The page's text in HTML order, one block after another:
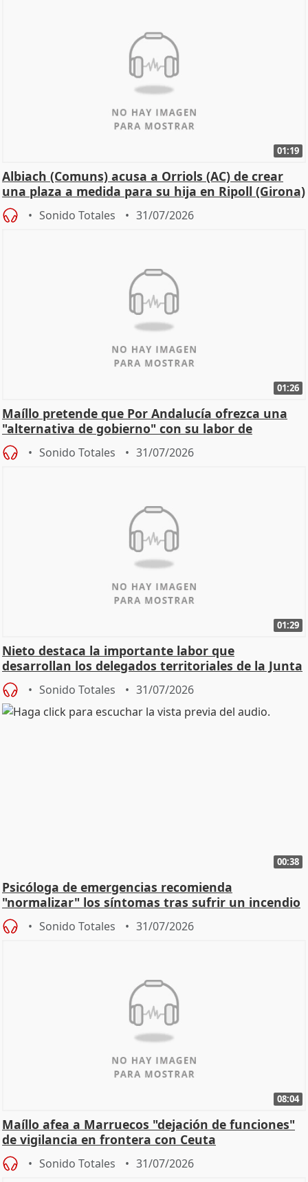
01:19
Albiach (Comuns) acusa a Orriols (AC) de crear
una plaza a medida para su hija en Ripoll (Girona)
Sonido Totales 31/07/2026
01:26
Maíllo pretende que Por Andalucía ofrezca una
"alternativa de gobierno" con su labor de
oposición
Sonido Totales 31/07/2026
01:29
Nieto destaca la importante labor que
desarrollan los delegados territoriales de la Junta
Sonido Totales 31/07/2026
00:38
Psicóloga de emergencias recomienda
"normalizar" los síntomas tras sufrir un incendio
Sonido Totales 31/07/2026
08:04
Maíllo afea a Marruecos "dejación de funciones"
de vigilancia en frontera con Ceuta
Sonido Totales 31/07/2026